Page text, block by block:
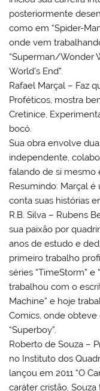
posteriormente
como em “Spider-
onde vem
“Superman/Wonder
World’s End”.
Rafael Marçal – Faz
Proféticos, mostra
Cretinice,
bocó.
Sua obra envolve
independente,
falando de si mesmo
Resumindo: Marçal
conta suas histórias
R.B. Silva – Rubens
sua paixão por
anos de estudo e
primeiro trabalho
séries “TimeStorm” e
trabalhou com o
Machine” e hoje
Comics, onde
“Superboy”.
Roberto de Souza –
no Instituto dos
lançou em 2011 “O
caráter cristão.